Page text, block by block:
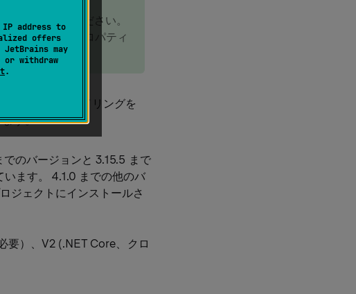
address to
offers
JetBrains may
withdraw
.
に注意してください。
テスト属性のプロパティ
ジ、プロファイリングを
す。
のバージョンと 3.15.5 まで
ます。 4.1.0 までの他のバ
ジェクトにインストールさ
）、V2 (.NET Core、クロ